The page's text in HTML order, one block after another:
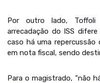
Por outro lado,
arrecadação do ISS
caso há uma
em nota fiscal, sendo
Para o magistrado, “não